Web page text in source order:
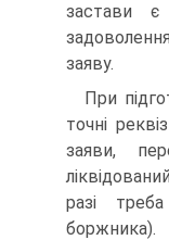
застави є
заяву.
При
точні
заяви,
разі